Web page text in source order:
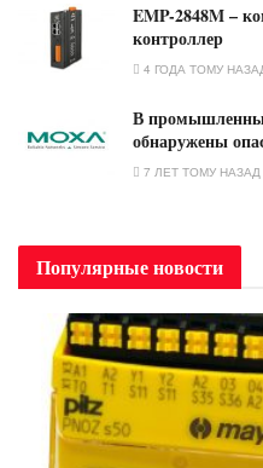
EMP-2848M –
контроллер
4 ГОДА ТОМУ
В
обнаружены
7 ЛЕТ ТОМУ НАЗАД
Популярные новости